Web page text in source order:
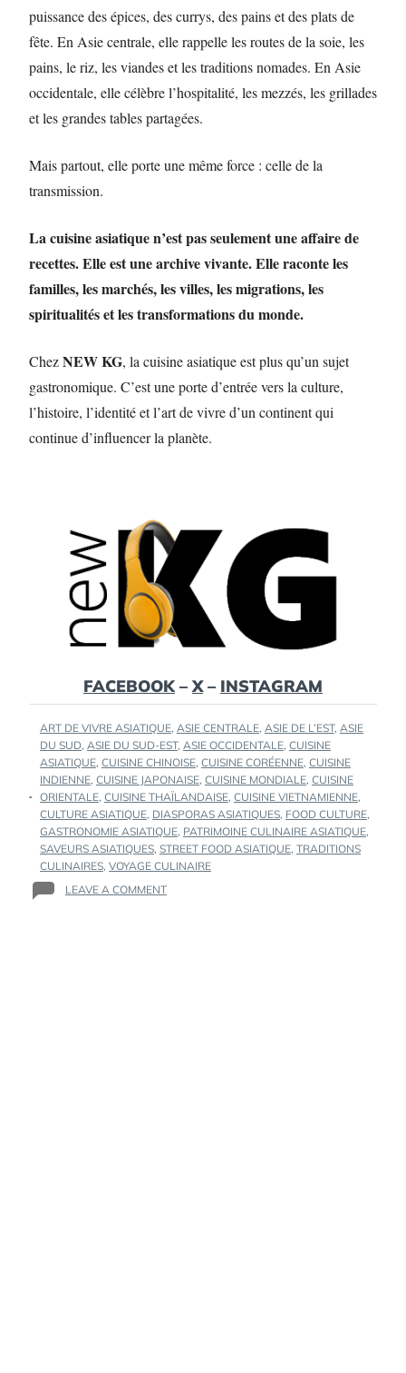
puissance des épices, des currys, des pains et des plats de
fête. En Asie centrale, elle rappelle les routes de la soie, les
pains, le riz, les viandes et les traditions nomades. En Asie
occidentale, elle célèbre l’hospitalité, les mezzés, les grillades
et les grandes tables partagées.
Mais partout, elle porte une même force : celle de la
transmission.
La cuisine asiatique n’est pas seulement une affaire de
recettes. Elle est une archive vivante. Elle raconte les
familles, les marchés, les villes, les migrations, les
spiritualités et les transformations du monde.
ChezNEW KG, la cuisine asiatique est plus qu’un sujet
gastronomique. C’est une porte d’entrée vers la culture,
l’histoire, l’identité et l’art de vivre d’un continent qui
continue d’influencer la planète.
FACEBOOK–X– INSTAGRAM
TAGS
:
ART DE VIVRE ASIATIQUE, ASIE CENTRALE, ASIE DE L’EST, ASIE
DU SUD, ASIE DU SUD-EST, ASIE OCCIDENTALE, CUISINE
ASIATIQUE, CUISINE CHINOISE, CUISINE CORÉENNE, CUISINE
INDIENNE, CUISINE JAPONAISE, CUISINE MONDIALE, CUISINE
ORIENTALE, CUISINE THAÏLANDAISE, CUISINE VIETNAMIENNE,
CULTURE ASIATIQUE, DIASPORAS ASIATIQUES, FOOD CULTURE,
GASTRONOMIE ASIATIQUE, PATRIMOINE CULINAIRE ASIATIQUE,
SAVEURS ASIATIQUES, STREET FOOD ASIATIQUE, TRADITIONS
CULINAIRES, VOYAGE CULINAIRE
LEAVE A COMMENTON